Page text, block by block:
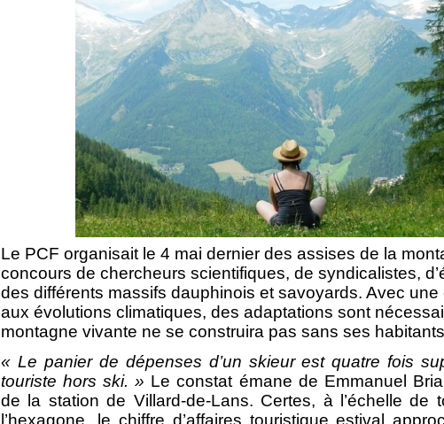
Le PCF organisait le 4 mai dernier des assises de la
concours de chercheurs scientifiques, de syndicalistes,
des différents massifs dauphinois et savoyards. Avec
aux évolutions climatiques, des adaptations sont
montagne vivante ne se construira pas sans ses
« Le panier de dépenses d’un skieur est quatre fois
touriste hors ski. » Le constat émane de Emmanuel
de la station de Villard-de-Lans. Certes, à l’échelle de
l’hexagone, le chiffre d’affaires touristique estival